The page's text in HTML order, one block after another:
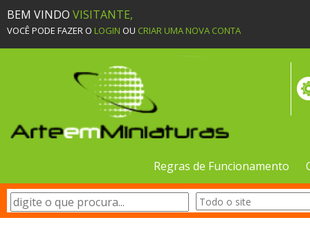
BEM VINDO VISITANTE,
VOCÊ PODE FAZER O LOGIN OU CRIAR UMA NOVA CONTA
Regras de Funcionamento